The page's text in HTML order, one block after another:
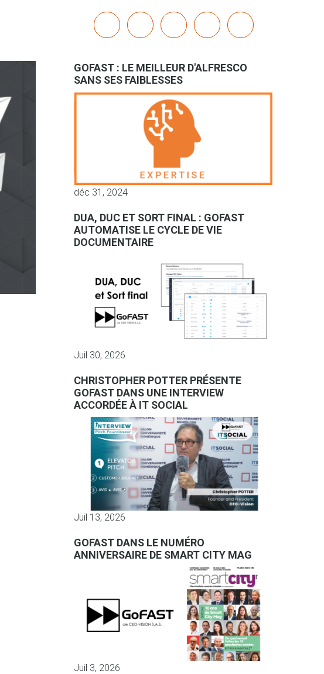
linkedinyoutubebluesky mastodon
GOFAST : LE MEILLEUR D'ALFRESCO
SANS SES FAIBLESSES
déc 31, 2024
DUA, DUC ET SORT FINAL : GOFAST
AUTOMATISE LE CYCLE DE VIE
DOCUMENTAIRE
Juil 30, 2026
CHRISTOPHER POTTER PRÉSENTE
GOFAST DANS UNE INTERVIEW
ACCORDÉE À IT SOCIAL
Juil 13, 2026
GOFAST DANS LE NUMÉRO
ANNIVERSAIRE DE SMART CITY MAG
Juil 3, 2026